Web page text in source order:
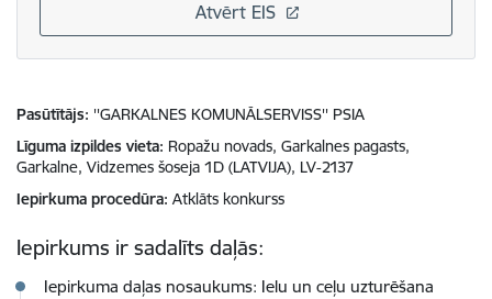
Atvērt EIS
Pasūtītājs ''GARKALNES KOMUNĀLSERVISS'' PSIA
Līguma izpildes vieta Ropažu novads, Garkalnes pagasts,
Garkalne, Vidzemes šoseja 1D (LATVIJA), LV-2137
Iepirkuma procedūra Atklāts konkurss
Iepirkums ir sadalīts daļās:
Iepirkuma daļas nosaukums: Ielu un ceļu uzturēšana